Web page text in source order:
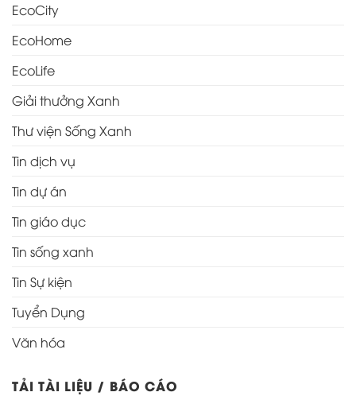
EcoCity
EcoHome
EcoLife
Giải thưởng Xanh
Thư viện Sống Xanh
Tin dịch vụ
Tin dự án
Tin giáo dục
Tin sống xanh
Tin Sự kiện
Tuyển Dụng
Văn hóa
TẢI TÀI LIỆU / BÁO CÁO